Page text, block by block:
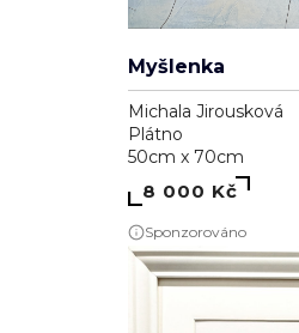
Myšlenka
Michala Jirousková
Plátno
50cm x 70cm
8 000 Kč
Sponzorováno